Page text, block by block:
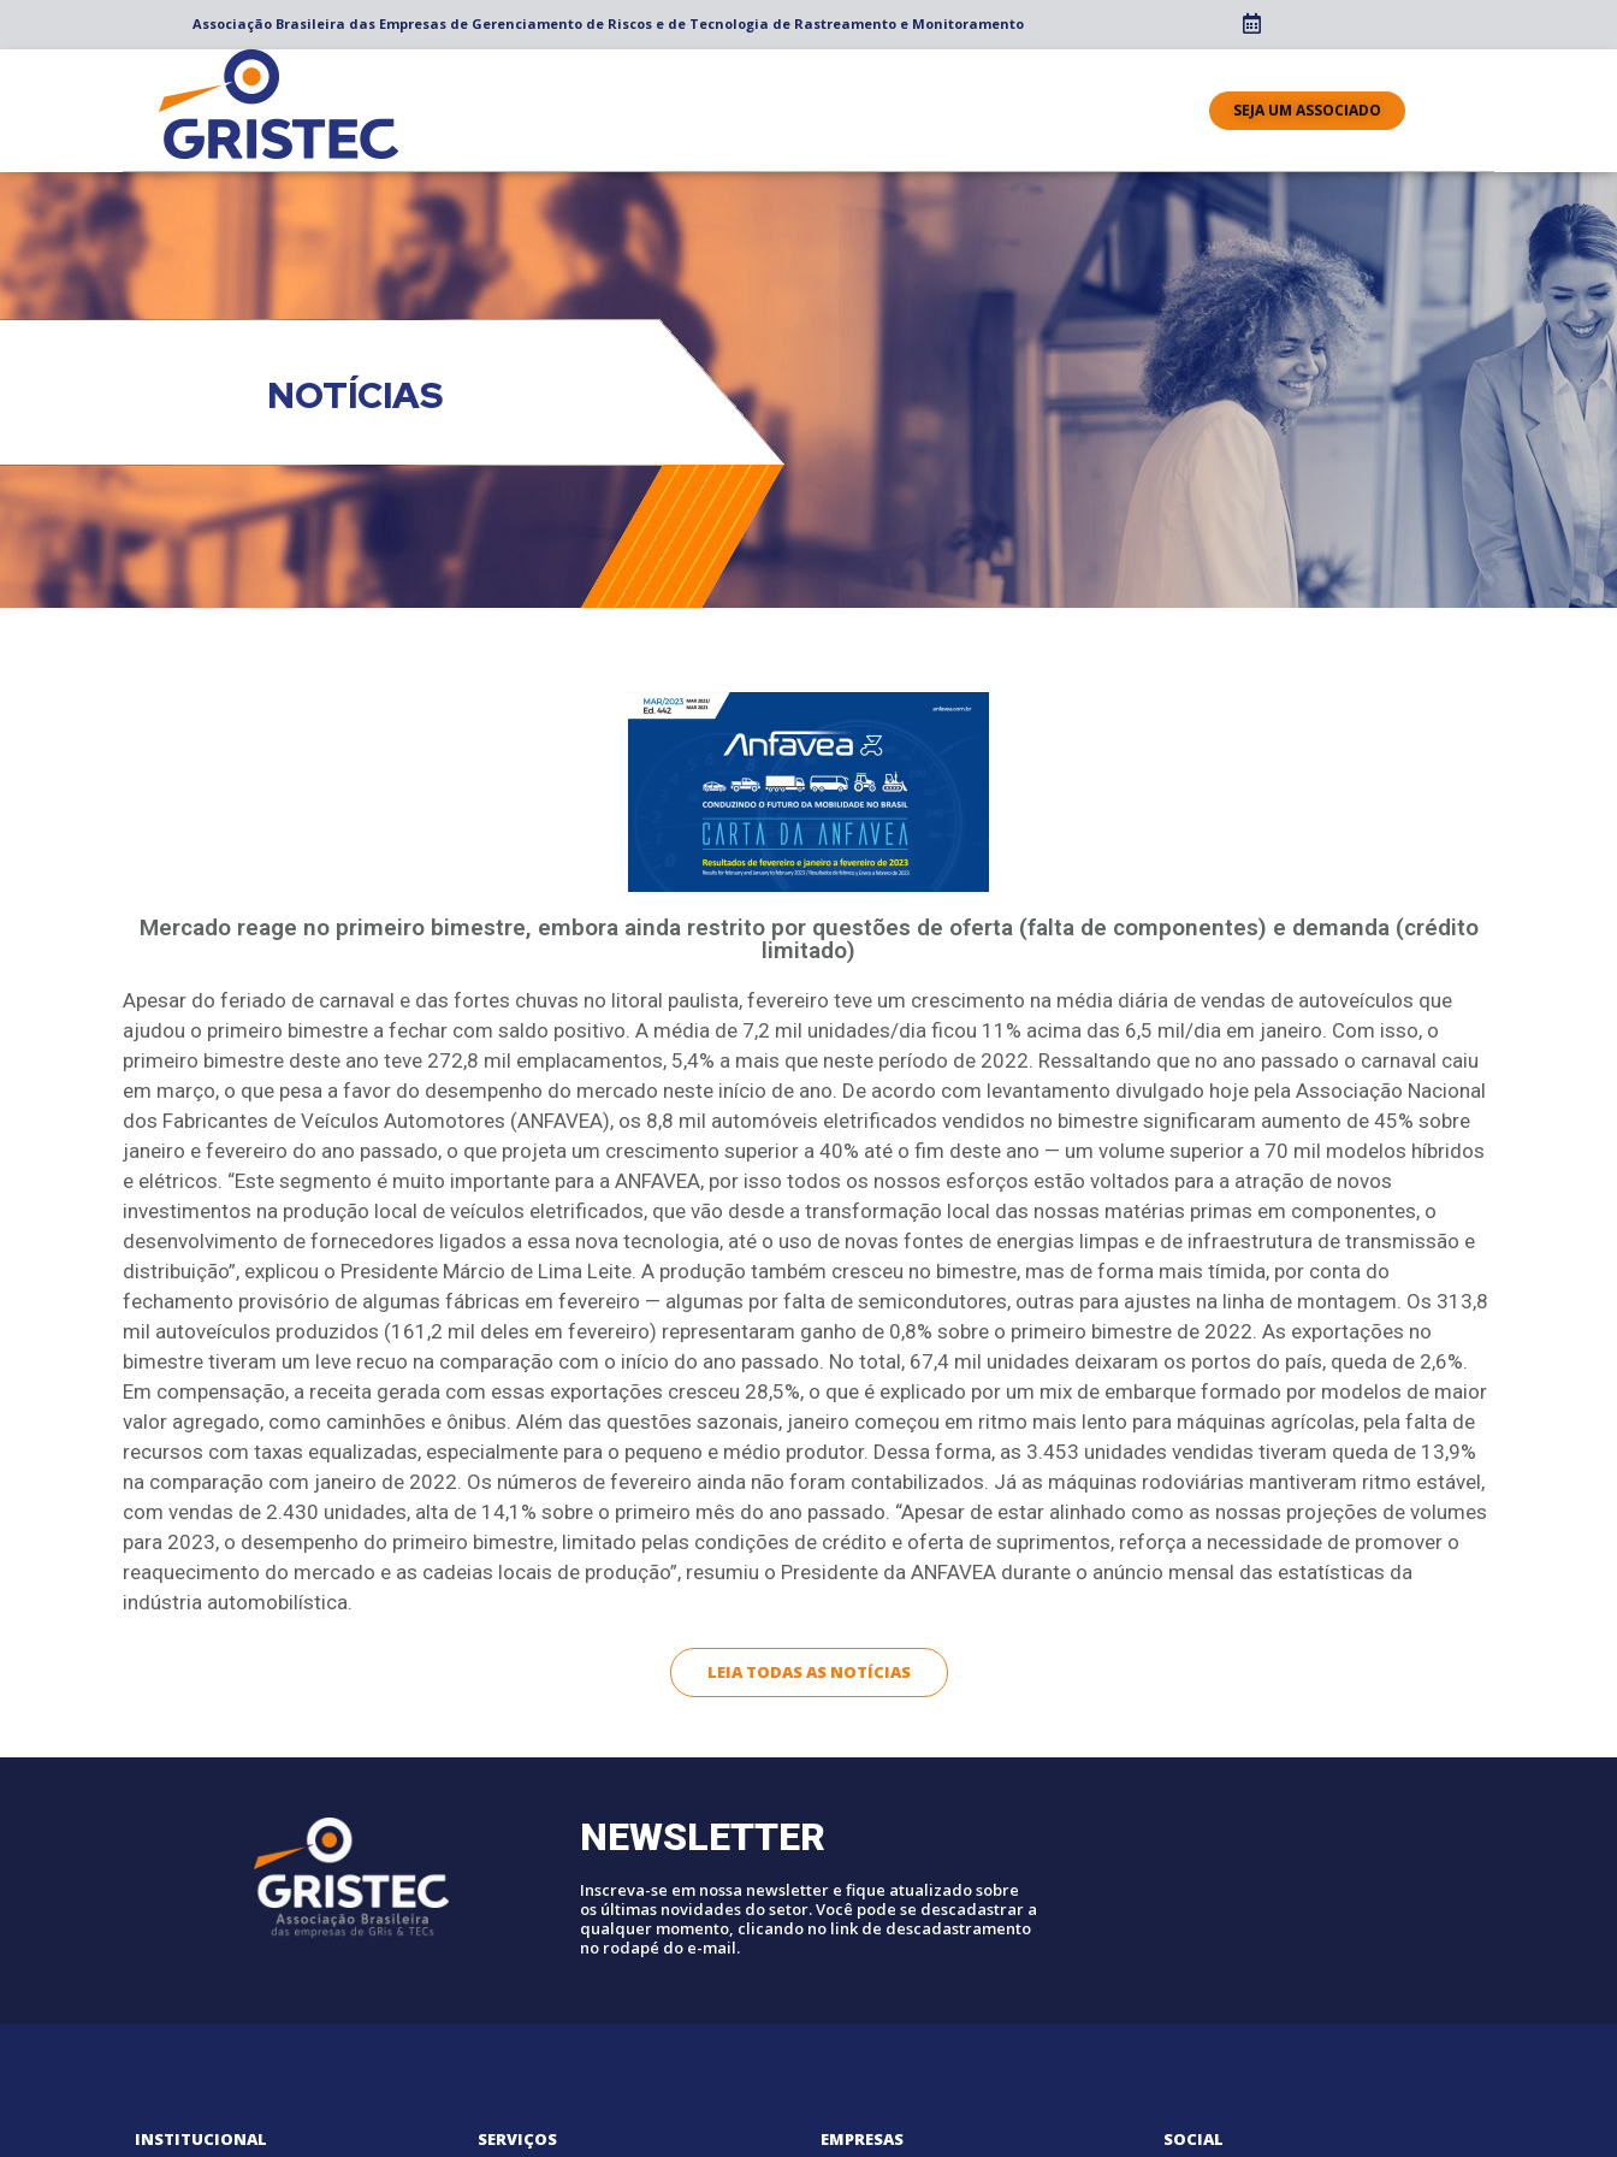
Associação Brasileira das Empresas de Gerenciamento de Riscos e de Tecnologia de Rastreamento e Monitoramento
SEJA UM ASSOCIADO
NOTÍCIAS
Mercado reage no primeiro bimestre, embora ainda restrito por questões de oferta (falta de componentes) e demanda (crédito
limitado)
Apesar do feriado de carnaval e das fortes chuvas no litoral paulista, fevereiro teve um crescimento na média diária de vendas de autoveículos que
ajudou o primeiro bimestre a fechar com saldo positivo. A média de 7,2 mil unidades/dia ficou 11% acima das 6,5 mil/dia em janeiro. Com isso, o
primeiro bimestre deste ano teve 272,8 mil emplacamentos, 5,4% a mais que neste período de 2022. Ressaltando que no ano passado o carnaval caiu
em março, o que pesa a favor do desempenho do mercado neste início de ano. De acordo com levantamento divulgado hoje pela Associação Nacional
dos Fabricantes de Veículos Automotores (ANFAVEA), os 8,8 mil automóveis eletrificados vendidos no bimestre significaram aumento de 45% sobre
janeiro e fevereiro do ano passado, o que projeta um crescimento superior a 40% até o fim deste ano — um volume superior a 70 mil modelos híbridos
e elétricos. “Este segmento é muito importante para a ANFAVEA, por isso todos os nossos esforços estão voltados para a atração de novos
investimentos na produção local de veículos eletrificados, que vão desde a transformação local das nossas matérias primas em componentes, o
desenvolvimento de fornecedores ligados a essa nova tecnologia, até o uso de novas fontes de energias limpas e de infraestrutura de transmissão e
distribuição”, explicou o Presidente Márcio de Lima Leite. A produção também cresceu no bimestre, mas de forma mais tímida, por conta do
fechamento provisório de algumas fábricas em fevereiro — algumas por falta de semicondutores, outras para ajustes na linha de montagem. Os 313,8
mil autoveículos produzidos (161,2 mil deles em fevereiro) representaram ganho de 0,8% sobre o primeiro bimestre de 2022. As exportações no
bimestre tiveram um leve recuo na comparação com o início do ano passado. No total, 67,4 mil unidades deixaram os portos do país, queda de 2,6%.
Em compensação, a receita gerada com essas exportações cresceu 28,5%, o que é explicado por um mix de embarque formado por modelos de maior
valor agregado, como caminhões e ônibus. Além das questões sazonais, janeiro começou em ritmo mais lento para máquinas agrícolas, pela falta de
recursos com taxas equalizadas, especialmente para o pequeno e médio produtor. Dessa forma, as 3.453 unidades vendidas tiveram queda de 13,9%
na comparação com janeiro de 2022. Os números de fevereiro ainda não foram contabilizados. Já as máquinas rodoviárias mantiveram ritmo estável,
com vendas de 2.430 unidades, alta de 14,1% sobre o primeiro mês do ano passado. “Apesar de estar alinhado como as nossas projeções de volumes
para 2023, o desempenho do primeiro bimestre, limitado pelas condições de crédito e oferta de suprimentos, reforça a necessidade de promover o
reaquecimento do mercado e as cadeias locais de produção”, resumiu o Presidente da ANFAVEA durante o anúncio mensal das estatísticas da
indústria automobilística.
LEIA TODAS AS NOTÍCIAS
NEWSLETTER
Inscreva-se em nossa newsletter e fique atualizado sobre
os últimas novidades do setor. Você pode se descadastrar a
qualquer momento, clicando no link de descadastramento
no rodapé do e-mail.
INSTITUCIONAL SERVIÇOS EMPRESAS SOCIAL